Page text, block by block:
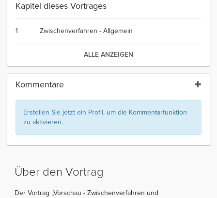
Kapitel dieses Vortrages
1 Zwischenverfahren - Allgemein
ALLE ANZEIGEN
Kommentare
Erstellen Sie jetzt ein Profil, um die Kommentarfunktion
zu aktivieren.
Über den Vortrag
Der Vortrag „Vorschau - Zwischenverfahren und